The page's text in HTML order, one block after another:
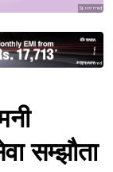
Sponsored
Sponsored
सम्झौता